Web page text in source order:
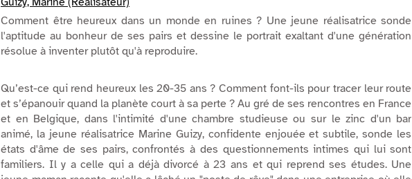
Comment être heureux dans un monde en ruines ? Une jeune réalisatrice sonde
l'aptitude au bonheur de ses pairs et dessine le portrait exaltant d'une génération
résolue à inventer plutôt qu'à reproduire.
Qu’est-ce qui rend heureux les 20-35 ans ? Comment font-ils pour tracer leur route
et s’épanouir quand la planète court à sa perte ? Au gré de ses rencontres en France
et en Belgique, dans l'intimité d'une chambre studieuse ou sur le zinc d'un bar
animé, la jeune réalisatrice Marine Guizy, confidente enjouée et subtile, sonde les
états d'âme de ses pairs, confrontés à des questionnements intimes qui lui sont
familiers. Il y a celle qui a déjà divorcé à 23 ans et qui reprend ses études. Une